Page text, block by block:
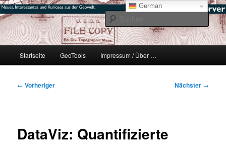
Zum
primären
Inhalt
springen#geoObserver
mikeE's GeoBlog
Startseite GeoTools Impressum / Über …
Beitragsnavigation
← Vorheriger Nächster →
DataViz: Quantifizierte
German